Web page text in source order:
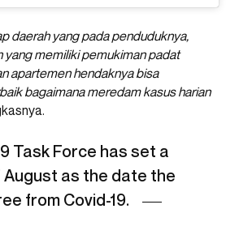
daerah yang pada penduduknya,
yang memiliki pemukiman padat
apartemen hendaknya bisa
bagaimana meredam kasus harian
Task Force has set a
as the date the
from Covid-19.